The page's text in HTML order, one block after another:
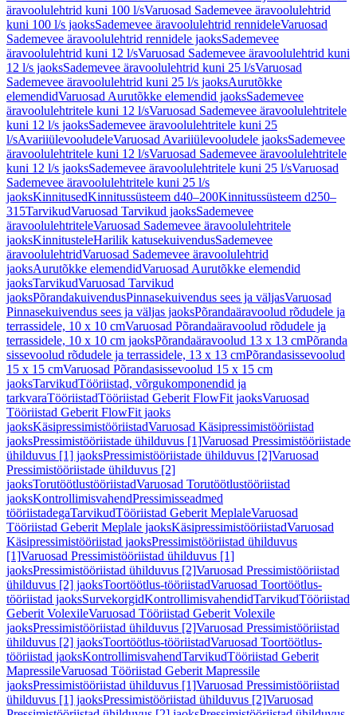
äravoolulehtrid kuni 100 l/sVaruosad Sademevee äravoolulehtrid
kuni 100 l/s jaoksSademevee äravoolulehtrid rennideleVaruosad
Sademevee äravoolulehtrid rennidele jaoksSademevee
äravoolulehtrid kuni 12 l/sVaruosad Sademevee äravoolulehtrid kuni
12 l/s jaoksSademevee äravoolulehtrid kuni 25 l/sVaruosad
Sademevee äravoolulehtrid kuni 25 l/s jaoksAurutõkke
elemendidVaruosad Aurutõkke elemendid jaoksSademevee
äravoolulehtritele kuni 12 l/sVaruosad Sademevee äravoolulehtritele
kuni 12 l/s jaoksSademevee äravoolulehtritele kuni 25
l/sAvariiülevooludeleVaruosad Avariiülevooludele jaoksSademevee
äravoolulehtritele kuni 12 l/sVaruosad Sademevee äravoolulehtritele
kuni 12 l/s jaoksSademevee äravoolulehtritele kuni 25 l/sVaruosad
Sademevee äravoolulehtritele kuni 25 l/s
jaoksKinnitusedKinnitussüsteem d40–200Kinnitussüsteem d250–
315TarvikudVaruosad Tarvikud jaoksSademevee
äravoolulehtriteleVaruosad Sademevee äravoolulehtritele
jaoksKinnitusteleHarilik katusekuivendusSademevee
äravoolulehtridVaruosad Sademevee äravoolulehtrid
jaoksAurutõkke elemendidVaruosad Aurutõkke elemendid
jaoksTarvikudVaruosad Tarvikud
jaoksPõrandakuivendusPinnasekuivendus sees ja väljasVaruosad
Pinnasekuivendus sees ja väljas jaoksPõrandaäravoolud rõdudele ja
terrassidele, 10 x 10 cmVaruosad Põrandaäravoolud rõdudele ja
terrassidele, 10 x 10 cm jaoksPõrandaäravoolud 13 x 13 cmPõranda
sissevoolud rõdudele ja terrassidele, 13 x 13 cmPõrandasissevoolud
15 x 15 cmVaruosad Põrandasissevoolud 15 x 15 cm
jaoksTarvikudTööriistad, võrgukomponendid ja
tarkvaraTööriistadTööriistad Geberit FlowFit jaoksVaruosad
Tööriistad Geberit FlowFit jaoks
jaoksKäsipressimistööriistadVaruosad Käsipressimistööriistad
jaoksPressimistööriistade ühilduvus [1]Varuosad Pressimistööriistade
ühilduvus [1] jaoksPressimistööriistade ühilduvus [2]Varuosad
Pressimistööriistade ühilduvus [2]
jaoksTorutöötlustööriistadVaruosad Torutöötlustööriistad
jaoksKontrollimisvahendPressimisseadmed
tööriistadegaTarvikudTööriistad Geberit MeplaleVaruosad
Tööriistad Geberit Meplale jaoksKäsipressimistööriistadVaruosad
Käsipressimistööriistad jaoksPressimistööriistad ühilduvus
[1]Varuosad Pressimistööriistad ühilduvus [1]
jaoksPressimistööriistad ühilduvus [2]Varuosad Pressimistööriistad
ühilduvus [2] jaoksToortöötlus-tööriistadVaruosad Toortöötlus-
tööriistad jaoksSurvekorgidKontrollimisvahendidTarvikudTööriistad
Geberit VolexileVaruosad Tööriistad Geberit Volexile
jaoksPressimistööriistad ühilduvus [2]Varuosad Pressimistööriistad
ühilduvus [2] jaoksToortöötlus-tööriistadVaruosad Toortöötlus-
tööriistad jaoksKontrollimisvahendTarvikudTööriistad Geberit
MapressileVaruosad Tööriistad Geberit Mapressile
jaoksPressimistööriistad ühilduvus [1]Varuosad Pressimistööriistad
ühilduvus [1] jaoksPressimistööriistad ühilduvus [2]Varuosad